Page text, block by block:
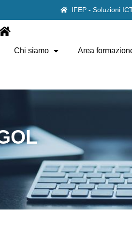
IFEP - Soluzioni
Chi siamo Area